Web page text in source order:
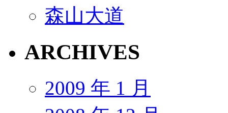
森山大道
ARCHIVES
2009 年 1 月